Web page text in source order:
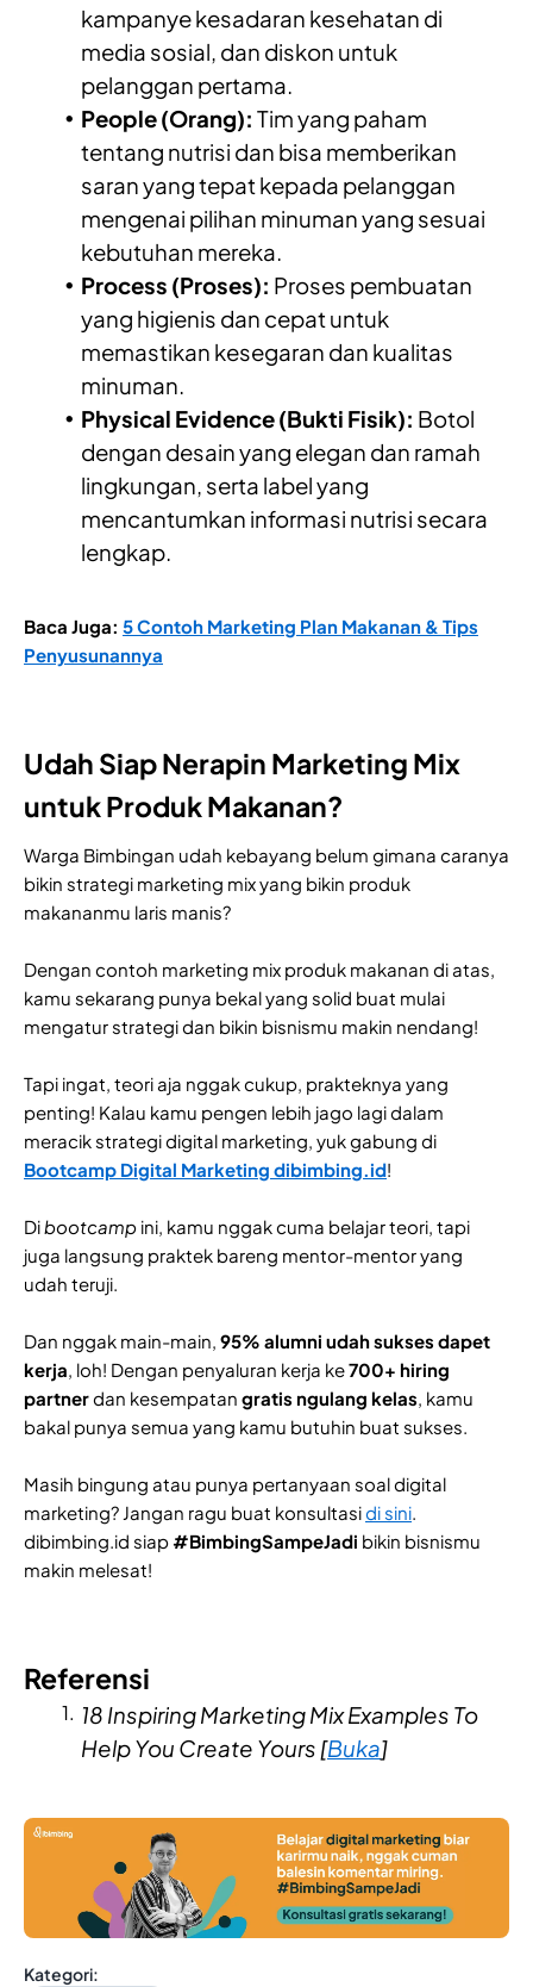
kampanye kesadaran kesehatan di
media sosial, dan diskon untuk
pelanggan pertama.
People (Orang): Tim yang paham
tentang nutrisi dan bisa memberikan
saran yang tepat kepada pelanggan
mengenai pilihan minuman yang sesuai
kebutuhan mereka.
Process (Proses): Proses pembuatan
yang higienis dan cepat untuk
memastikan kesegaran dan kualitas
minuman.
Physical Evidence (Bukti Fisik): Botol
dengan desain yang elegan dan ramah
lingkungan, serta label yang
mencantumkan informasi nutrisi secara
lengkap.
Baca Juga: 5 Contoh Marketing Plan Makanan & Tips
Penyusunannya
Udah Siap Nerapin Marketing Mix
untuk Produk Makanan?
Warga Bimbingan udah kebayang belum gimana caranya
bikin strategi marketing mix yang bikin produk
makananmu laris manis?
Dengan contoh marketing mix produk makanan di atas,
kamu sekarang punya bekal yang solid buat mulai
mengatur strategi dan bikin bisnismu makin nendang!
Tapi ingat, teori aja nggak cukup, prakteknya yang
penting! Kalau kamu pengen lebih jago lagi dalam
meracik strategi digital marketing, yuk gabung di
Bootcamp Digital Marketing dibimbing.id!
Dibootcamp ini, kamu nggak cuma belajar teori, tapi
juga langsung praktek bareng mentor-mentor yang
udah teruji.
Dan nggak main-main, 95% alumni udah sukses dapet
kerja, loh! Dengan penyaluran kerja ke700+ hiring
partnerdan kesempatan gratis ngulang kelas, kamu
bakal punya semua yang kamu butuhin buat sukses.
Masih bingung atau punya pertanyaan soal digital
marketing? Jangan ragu buat konsultasidi sini.
dibimbing.id siap #BimbingSampeJadi bikin bisnismu
makin melesat!
Referensi
18 Inspiring Marketing Mix Examples To
Help You Create Yours [Buka]
Kategori: